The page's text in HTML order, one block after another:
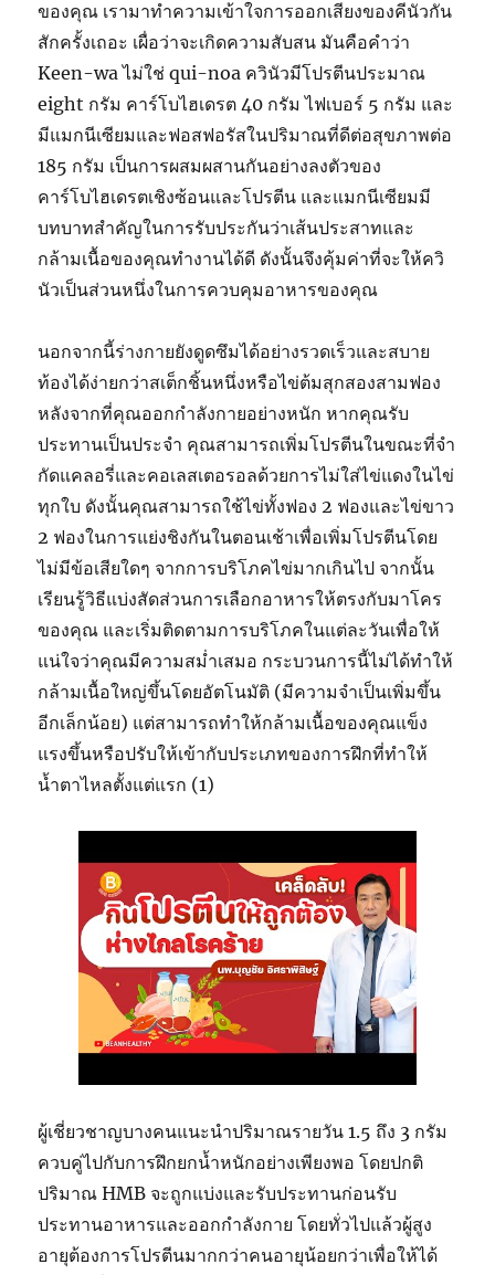
ของคุณ เรามาทำความเข้าใจการออกเสียงของคีนัวกัน
สักครั้งเถอะ เผื่อว่าจะเกิดความสับสน มันคือคำว่า
Keen-wa ไม่ใช่ qui-noa ควินัวมีโปรตีนประมาณ
eight กรัม คาร์โบไฮเดรต 40 กรัม ไฟเบอร์ 5 กรัม และ
มีแมกนีเซียมและฟอสฟอรัสในปริมาณที่ดีต่อสุขภาพต่อ
185 กรัม เป็นการผสมผสานกันอย่างลงตัวของ
คาร์โบไฮเดรตเชิงซ้อนและโปรตีน และแมกนีเซียมมี
บทบาทสำคัญในการรับประกันว่าเส้นประสาทและ
กล้ามเนื้อของคุณทำงานได้ดี ดังนั้นจึงคุ้มค่าที่จะให้ควิ
นัวเป็นส่วนหนึ่งในการควบคุมอาหารของคุณ
นอกจากนี้ร่างกายยังดูดซึมได้อย่างรวดเร็วและสบาย
ท้องได้ง่ายกว่าสเต็กชิ้นหนึ่งหรือไข่ต้มสุกสองสามฟอง
หลังจากที่คุณออกกำลังกายอย่างหนัก หากคุณรับ
ประทานเป็นประจำ คุณสามารถเพิ่มโปรตีนในขณะที่จำ
กัดแคลอรี่และคอเลสเตอรอลด้วยการไม่ใส่ไข่แดงในไข่
ทุกใบ ดังนั้นคุณสามารถใช้ไข่ทั้งฟอง 2 ฟองและไข่ขาว
2 ฟองในการแย่งชิงกันในตอนเช้าเพื่อเพิ่มโปรตีนโดย
ไม่มีข้อเสียใดๆ จากการบริโภคไข่มากเกินไป จากนั้น
เรียนรู้วิธีแบ่งสัดส่วนการเลือกอาหารให้ตรงกับมาโคร
ของคุณ และเริ่มติดตามการบริโภคในแต่ละวันเพื่อให้
แน่ใจว่าคุณมีความสม่ำเสมอ กระบวนการนี้ไม่ได้ทำให้
กล้ามเนื้อใหญ่ขึ้นโดยอัตโนมัติ (มีความจำเป็นเพิ่มขึ้น
อีกเล็กน้อย) แต่สามารถทำให้กล้ามเนื้อของคุณแข็ง
แรงขึ้นหรือปรับให้เข้ากับประเภทของการฝึกที่ทำให้
น้ำตาไหลตั้งแต่แรก (1)
ผู้เชี่ยวชาญบางคนแนะนำปริมาณรายวัน 1.5 ถึง 3 กรัม
ควบคู่ไปกับการฝึกยกน้ำหนักอย่างเพียงพอ โดยปกติ
ปริมาณ HMB จะถูกแบ่งและรับประทานก่อนรับ
ประทานอาหารและออกกำลังกาย โดยทั่วไปแล้วผู้สูง
อายุต้องการโปรตีนมากกว่าคนอายุน้อยกว่าเพื่อให้ได้